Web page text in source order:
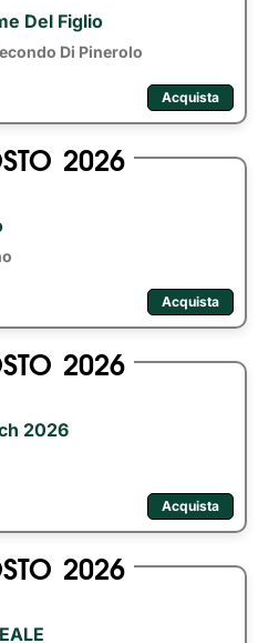
Del Figlio
Di Pinerolo
Acquista
2026
Acquista
2026
2026
Acquista
2026